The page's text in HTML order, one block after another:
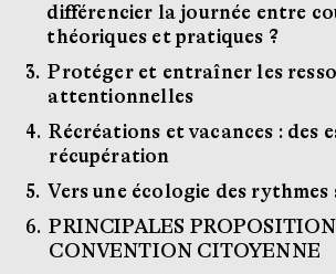
différencier la journée entre
théoriques et pratiques ?
Protéger et entraîner les
attentionnelles
Récréations et vacances : des
récupération
Vers une écologie des rythmes
PRINCIPALES
CONVENTION CITOYENNE